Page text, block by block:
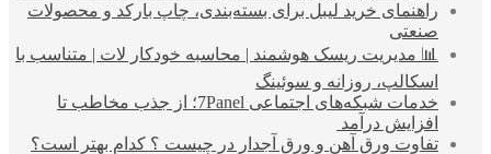
راهنمای خرید لیبل برای بسته‌بندی، چاپ بارکد و محصولات
صنعتی
📊 مدیریت ریسک هوشمند | محاسبه خودکار لات | متناسب با
اسکالپ، روزانه و سوئینگ
خدمات شبکه‌های اجتماعی 7Panel؛ از جذب مخاطب تا
افزایش درآمد
تفاوت ورق آهن و ورق آجدار در چیست ؟ کدام بهتر است؟